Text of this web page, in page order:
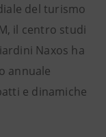
del turismo
il centro studi
Naxos ha
annuale
e dinamiche